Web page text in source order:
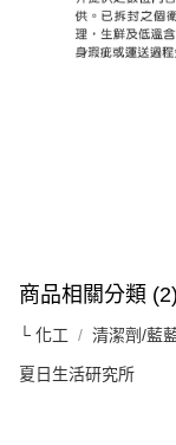
商品相關分類 (2)
└ 化工 清潔劑/藍
夏日生活研究所